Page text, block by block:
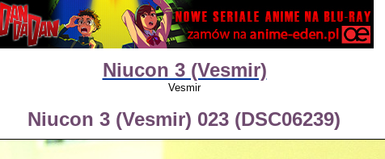
Niucon 3 (Vesmir)
Vesmir
Niucon 3 (Vesmir) 023 (DSC06239)